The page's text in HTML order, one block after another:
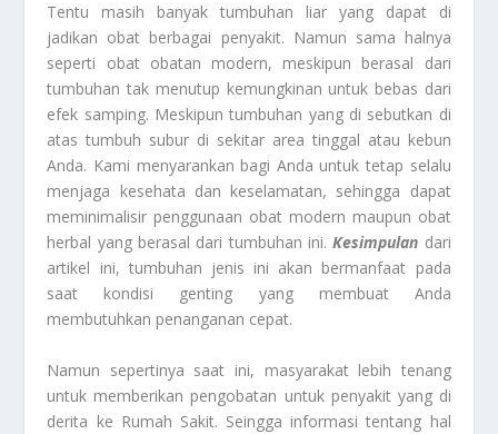
Tentu masih banyak tumbuhan liar yang dapat di
jadikan obat berbagai penyakit. Namun sama halnya
seperti obat obatan modern, meskipun berasal dari
tumbuhan tak menutup kemungkinan untuk bebas dari
efek samping. Meskipun tumbuhan yang di sebutkan di
atas tumbuh subur di sekitar area tinggal atau kebun
Anda. Kami menyarankan bagi Anda untuk tetap selalu
menjaga kesehata dan keselamatan, sehingga dapat
meminimalisir penggunaan obat modern maupun obat
herbal yang berasal dari tumbuhan ini.Kesimpulan dari
artikel ini, tumbuhan jenis ini akan bermanfaat pada
saat kondisi genting yang membuat Anda
membutuhkan penanganan cepat.
Namun sepertinya saat ini, masyarakat lebih tenang
untuk memberikan pengobatan untuk penyakit yang di
derita ke Rumah Sakit. Seingga informasi tentang hal